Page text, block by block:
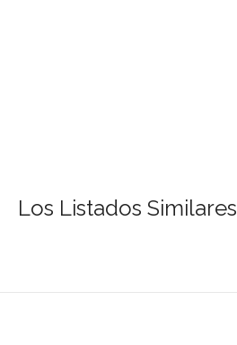
Los Listados Similares